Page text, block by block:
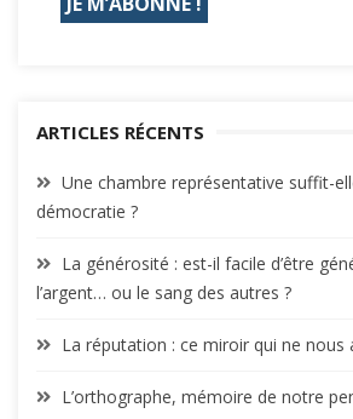
ARTICLES RÉCENTS
Une chambre représentative suffit-
démocratie ?
La générosité : est-il facile d’être
l’argent… ou le sang des autres ?
La réputation : ce miroir qui ne nous
L’orthographe, mémoire de notre